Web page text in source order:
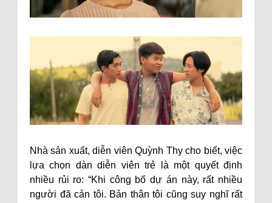
Nhà sản xuất, diễn viên Quỳnh Thy cho biết, việc
lựa chọn dàn diễn viên trẻ là một quyết định
nhiều rủi ro: “Khi công bố dự án này, rất nhiều
người đã cản tôi. Bản thân tôi cũng suy nghĩ rất